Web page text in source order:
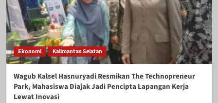
Ekonomi Kalimantan Selatan
Wagub Kalsel Hasnuryadi Resmikan The Technopreneur
Park, Mahasiswa Diajak Jadi Pencipta Lapangan Kerja
Lewat Inovasi